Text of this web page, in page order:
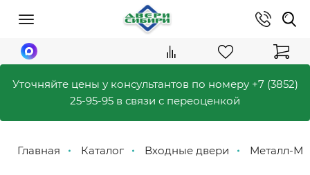
Уточняйте цены у консультантов по номеру +7 (3852)
25-95-95 в связи с переоценкой
Главная Каталог Входные двери Металл-М